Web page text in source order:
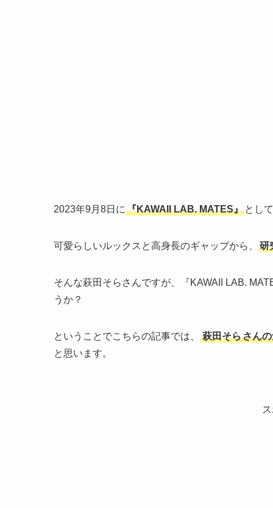
2023年9月8日に 『KAWAII LAB. MATES』 とし
可愛らしいルックスと高身長のギャップから、 研
そんな萩田そらさんですが、『KAWAII LAB.
うか？
ということでこちらの記事では、 萩田そらさん
と思います。